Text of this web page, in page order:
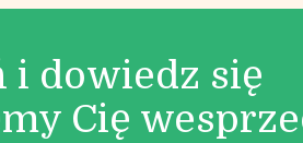
i dowiedz się
Cię